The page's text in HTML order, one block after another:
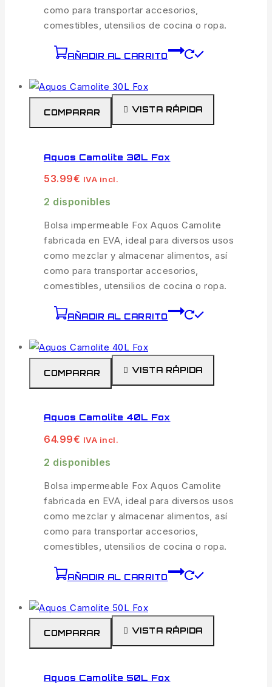
como para transportar accesorios,
comestibles, utensilios de cocina o ropa.
AÑADIR AL CARRITO
COMPARAR VISTA RÁPIDA
Aquos Camolite 30L Fox
53.99€ IVA incl.
2 disponibles
Bolsa impermeable Fox Aquos Camolite
fabricada en EVA, ideal para diversos usos
como mezclar y almacenar alimentos, así
como para transportar accesorios,
comestibles, utensilios de cocina o ropa.
AÑADIR AL CARRITO
COMPARAR VISTA RÁPIDA
Aquos Camolite 40L Fox
64.99€ IVA incl.
2 disponibles
Bolsa impermeable Fox Aquos Camolite
fabricada en EVA, ideal para diversos usos
como mezclar y almacenar alimentos, así
como para transportar accesorios,
comestibles, utensilios de cocina o ropa.
AÑADIR AL CARRITO
COMPARAR VISTA RÁPIDA
Aquos Camolite 50L Fox